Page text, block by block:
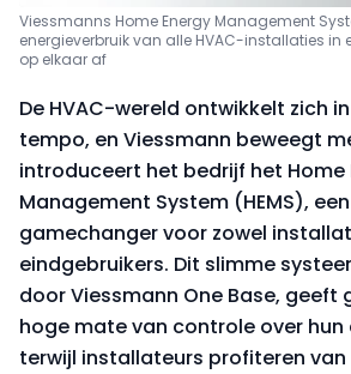
Viessmanns Home Energy Management
energieverbruik van alle HVAC-installaties
op elkaar af
De HVAC-wereld ontwikkelt zich
tempo, en Viessmann beweegt
introduceert het bedrijf het Home
Management System (HEMS),
gamechanger voor zowel
eindgebruikers. Dit slimme
door Viessmann One Base, geeft
hoge mate van controle over hun
terwijl installateurs profiteren van